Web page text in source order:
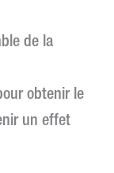
de la
obtenir le
un effet